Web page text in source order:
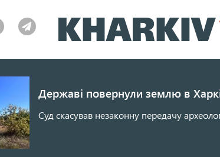
Державі повернули землю в
Суд скасував незаконну передачу